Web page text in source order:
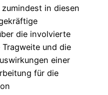
in diesen
die involvierte
und die
einer
für die